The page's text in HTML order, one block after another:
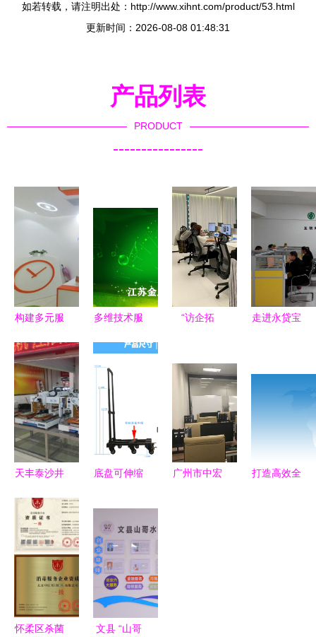
如若转载，请注明出处：http://www.xihnt.com/product/53.html
更新时间：2026-08-08 01:48:31
产品列表
PRODUCT
----------------
构建多元服
办公用品到
企业咨询的
立体化经营
战略
多维技术服
合服务平台
“访企拓
院持续走访
企业，拓宽
艺术就业路
(五)
走进永贷宝
天丰泰沙井
G029工厂
店盛大开
业，信息咨
询服务全新
底盘可伸缩
新宠与实用
指南
广州市中宏
打造高效全
怀柔区杀菌 文县 “山哥